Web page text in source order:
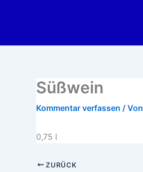
Süßwein
Kommentar verfassen / Von
0,75 l
ZURÜCK